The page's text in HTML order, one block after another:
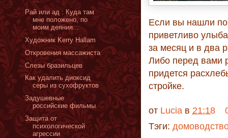
Если вы нашли по
приветливо
за месяц и в два
Либо перед вами
придется
стройке.
от Lucia в 21:18
Тэги:
Рай или ад : Куда там
мне положено, по
моим деяния...
Художник Kerry Hallam
Откровения массажиста
Слезы бразильцев
Как удалить диоксид
серы из сухофруктов
Задушевные
российские фильмы
Защита от
психологической
агрессии